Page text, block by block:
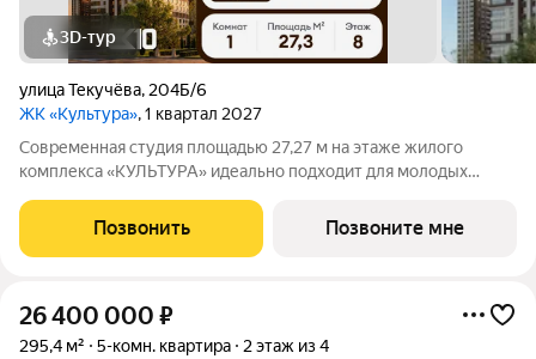
3D-тур
улица Текучёва, 204Б/6
ЖК «Культура», 1 квартал 2027
Современная студия площадью 27,27 м на этаже жилого
комплекса «КУЛЬТУРА» идеально подходит для молодых
инструментом для инвестиций. Общая жилая площадь м
позволяет создать уютное пространство
Позвонить Позвоните мне
26 400 000 ₽
295,4 м² 5-комн. квартира 2 этаж из 4